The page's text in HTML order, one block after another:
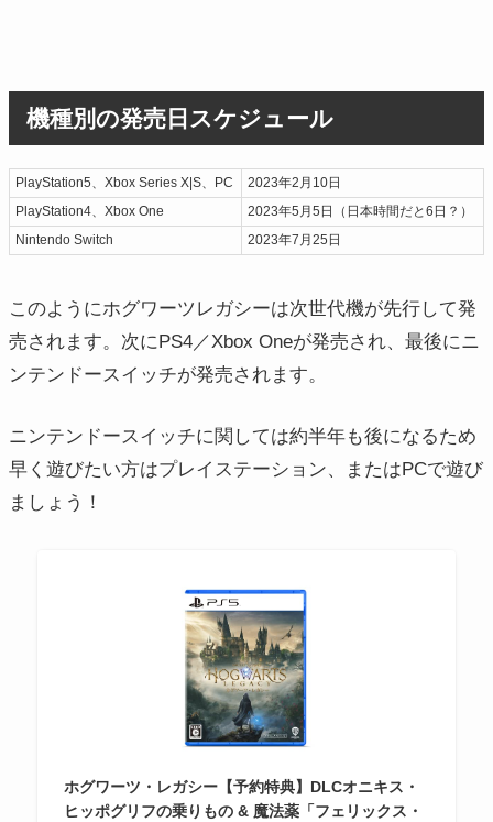
機種別の発売日スケジュール
PlayStation5、Xbox Series X|S、PC
2023年2月10日
PlayStation4、Xbox One
2023年5月5日（日本時間だと6日？）
Nintendo Switch
2023年7月25日
このようにホグワーツレガシーは次世代機が先行して発
売されます。次にPS4／Xbox Oneが発売され、最後にニ
ンテンドースイッチが発売されます。
ニンテンドースイッチに関しては約半年も後になるため
早く遊びたい方はプレイステーション、またはPCで遊び
ましょう！
ホグワーツ・レガシー【予約特典】DLCオニキス・
ヒッポグリフの乗りもの & 魔法薬「フェリックス・